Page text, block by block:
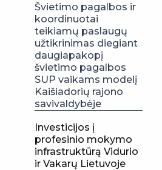
Švietimo pagalbos ir
koordinuotai
teikiamų paslaugų
užtikrinimas diegiant
daugiapakopį
švietimo pagalbos
SUP vaikams modelį
Kaišiadorių rajono
savivaldybėje
Investicijos į
profesinio mokymo
infrastruktūrą Vidurio
ir Vakarų Lietuvoje